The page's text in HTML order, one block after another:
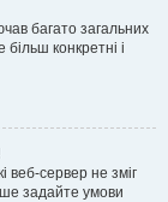
багато загальних
конкретні і
веб-сервер не зміг
задайте умови